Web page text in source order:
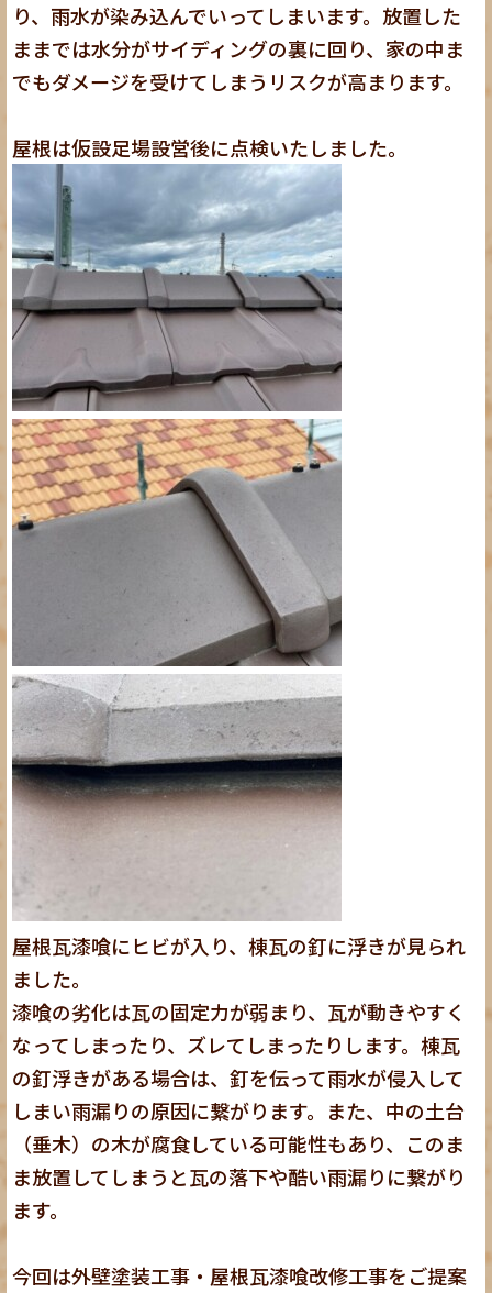
り、雨水が染み込んでいってしまいます。放置した
ままでは水分がサイディングの裏に回り、家の中ま
でもダメージを受けてしまうリスクが高まります。
屋根は仮設足場設営後に点検いたしました。
屋根瓦漆喰にヒビが入り、棟瓦の釘に浮きが見られ
ました。
漆喰の劣化は瓦の固定力が弱まり、瓦が動きやすく
なってしまったり、ズレてしまったりします。棟瓦
の釘浮きがある場合は、釘を伝って雨水が侵入して
しまい雨漏りの原因に繋がります。また、中の土台
（垂木）の木が腐食している可能性もあり、このま
ま放置してしまうと瓦の落下や酷い雨漏りに繋がり
ます。
今回は外壁塗装工事・屋根瓦漆喰改修工事をご提案